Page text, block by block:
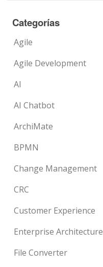
Categorías
Agile
Agile Development
AI
AI Chatbot
ArchiMate
BPMN
Change Management
CRC
Customer Experience
Enterprise Architecture
File Converter